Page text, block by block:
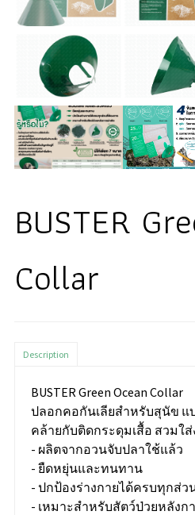
BUSTER
Collar
Description
BUSTER Green Ocean Collar
ปลอกคอกันเลียสําหรับสุนัข แ
คล้ายกับติดกระดุมเสื้อ สวมใส่
- ผลิตจากอวนจับปลาใช้แล้ว
- ยืดหยุ่นและทนทาน
- ปกป้องร่างกายได้ครบทุกส่ว
- เหมาะสำหรับสัตว์ป่วยหลังก